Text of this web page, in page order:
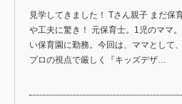
見学してきました！ Tさん親子 まだ保
や工夫に驚き！ 元保育士。1児のママ
い保育園に勤務。今回は、ママとして
プロの視点で厳しく『キッズデザ…